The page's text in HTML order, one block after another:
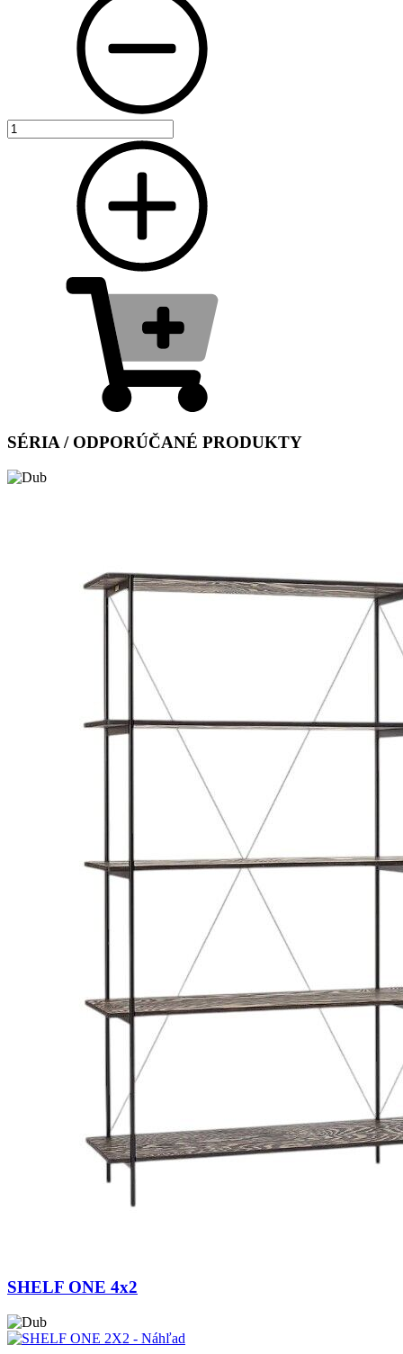
SÉRIA / ODPORÚČANÉ PRODUKTY
SHELF ONE 4x2